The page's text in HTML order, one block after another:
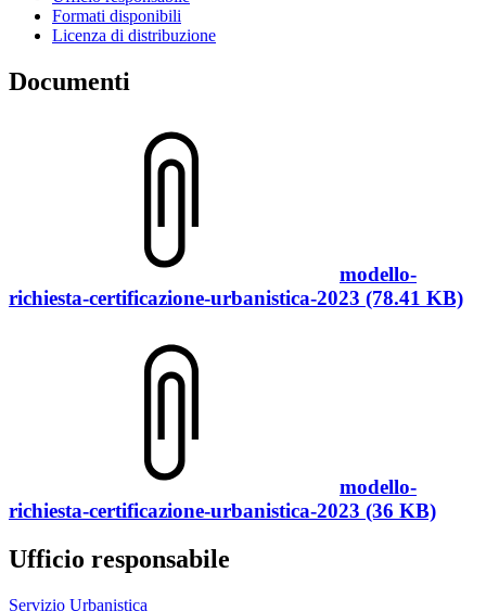
Formati disponibili
Licenza di distribuzione
Documenti
modello-
richiesta-certificazione-urbanistica-2023 (78.41 KB)
modello-
richiesta-certificazione-urbanistica-2023 (36 KB)
Ufficio responsabile
Servizio Urbanistica